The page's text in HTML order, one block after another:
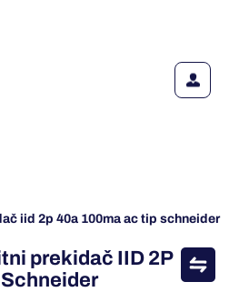
iid 2p 40a 100ma ac tip schneider
prekidač IID 2P